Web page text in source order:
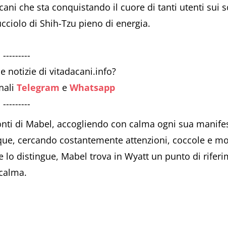
che sta conquistando il cuore di tanti utenti sui
di Shih-Tzu pieno di energia.
---------
notizie di vitadacani.info?
Telegram e Whatsapp
---------
di Mabel, accogliendo con calma ogni sua
cercando costantemente attenzioni, coccole e
lo distingue, Mabel trova in Wyatt un punto di